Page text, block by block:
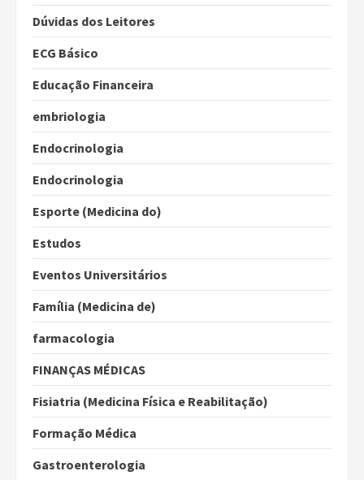
Dúvidas dos Leitores
ECG Básico
Educação Financeira
embriologia
Endocrinologia
Endocrinologia
Esporte (Medicina do)
Estudos
Eventos Universitários
Família (Medicina de)
farmacologia
FINANÇAS MÉDICAS
Fisiatria (Medicina Física e Reabilitação)
Formação Médica
Gastroenterologia